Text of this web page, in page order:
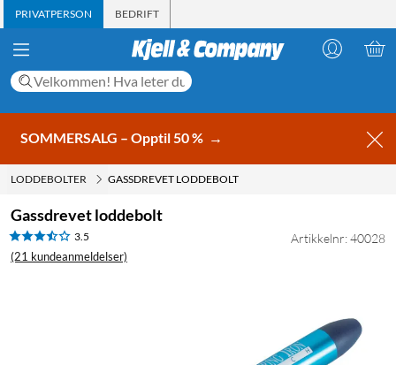
PRIVATPERSON BEDRIFT
SOMMERSALG – Opptil 50 % →
LODDEBOLTER GASSDREVET LODDEBOLT
Gassdrevet loddebolt
3.5
(21 kundeanmeldelser)
Artikkelnr: 40028